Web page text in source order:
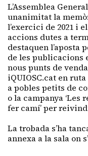
L’Assemblea
unanimitat la
l’exercici de 2021 i
accions dutes a
destaquen
de les publicacions
nous punts de
iQUIOSC.cat en
a pobles petits de
o la campanya ‘Les
fer camí’ per
La trobada s’ha
annexa a la sala on